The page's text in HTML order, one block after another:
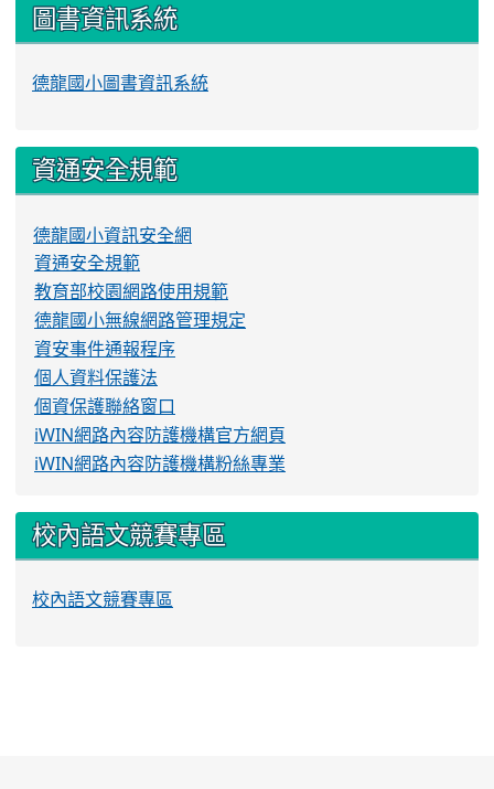
圖書資訊系統
德龍國小圖書資訊系統
資通安全規範
德龍國小資訊安全網
資通安全規範
教育部校園網路使用規範
德龍國小無線網路管理規定
資安事件通報程序
個人資料保護法
個資保護聯絡窗口
iWIN網路內容防護機構官方網頁
iWIN網路內容防護機構粉絲專業
校內語文競賽專區
校內語文競賽專區